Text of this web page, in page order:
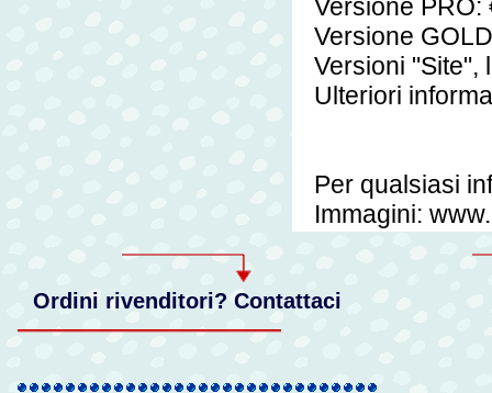
Versione
Versione
Versioni
Ulteriori
Per qualsiasi
Immagini:
Ordini rivenditori? Contattaci